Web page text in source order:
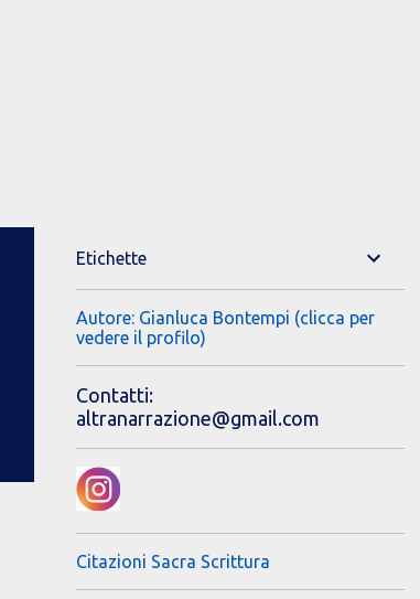
Etichette
Autore: Gianluca Bontempi (clicca per
vedere il profilo)
Contatti:
altranarrazione@gmail.com
Citazioni Sacra Scrittura